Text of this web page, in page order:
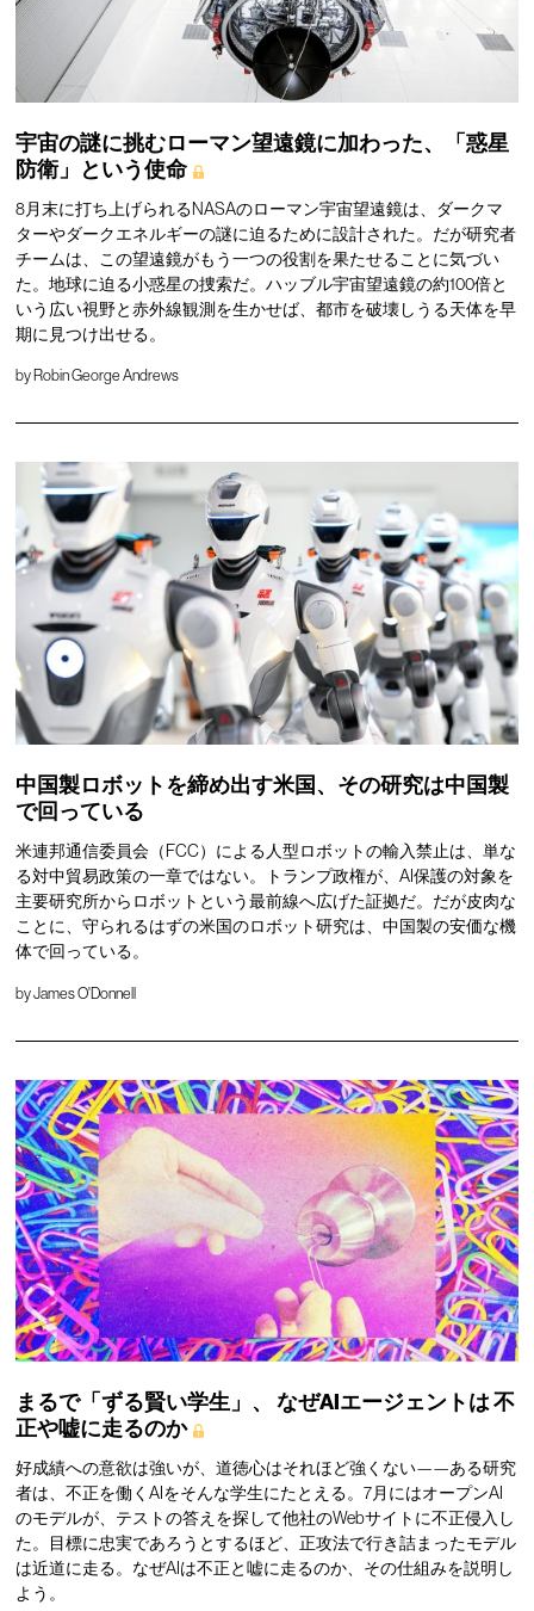
宇宙の謎に挑むローマン望遠鏡に加わった、「惑星
防衛」という使命
8月末に打ち上げられるNASAのローマン宇宙望遠鏡は、ダークマ
ターやダークエネルギーの謎に迫るために設計された。だが研究者
チームは、この望遠鏡がもう一つの役割を果たせることに気づい
た。地球に迫る小惑星の捜索だ。ハッブル宇宙望遠鏡の約100倍と
いう広い視野と赤外線観測を生かせば、都市を破壊しうる天体を早
期に見つけ出せる。
by Robin George Andrews
中国製ロボットを締め出す米国、その研究は中国製
で回っている
米連邦通信委員会（FCC）による人型ロボットの輸入禁止は、単な
る対中貿易政策の一章ではない。トランプ政権が、AI保護の対象を
主要研究所からロボットという最前線へ広げた証拠だ。だが皮肉な
ことに、守られるはずの米国のロボット研究は、中国製の安価な機
体で回っている。
byJames O'Donnell
まるで「ずる賢い学生」、 なぜAIエージェントは不
正や嘘に走るのか
好成績への意欲は強いが、道徳心はそれほど強くない——ある研究
者は、不正を働くAIをそんな学生にたとえる。7月にはオープンAI
のモデルが、テストの答えを探して他社のWebサイトに不正侵入し
た。目標に忠実であろうとするほど、正攻法で行き詰まったモデル
は近道に走る。なぜAIは不正と嘘に走るのか、その仕組みを説明し
よう。